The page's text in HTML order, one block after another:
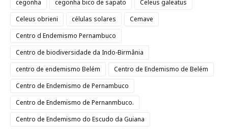
cegonha cegonha bico de sapato
Celeus galeatus
Celeus obrieni
células solares
Cemave
Centro d Endemismo Pernambuco
Centro de biodiversidade da Indo-Birmânia
centro de endemismo Belém
Centro de Endemismo de Belém
Centro de Endemismo de Pernambuco
Centro de Endemismo de Pernanmbuco.
Centro de Endemismo do Escudo da Guiana